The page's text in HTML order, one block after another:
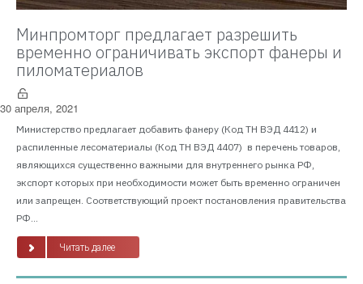
Минпромторг предлагает разрешить
временно ограничивать экспорт фанеры и
пиломатериалов
30 апреля, 2021
Министерство предлагает добавить фанеру (Код ТН ВЭД 4412) и
распиленные лесоматериалы (Код ТН ВЭД 4407) в перечень товаров,
являющихся существенно важными для внутреннего рынка РФ,
экспорт которых при необходимости может быть временно ограничен
или запрещен. Соответствующий проект постановления правительства
РФ...
Читать далее